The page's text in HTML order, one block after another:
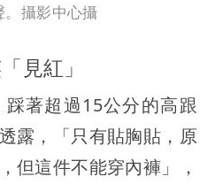
攝影中心攝
見紅」
著超過15公分的高跟
露，「只有貼胸貼，原
但這件不能穿內褲」，